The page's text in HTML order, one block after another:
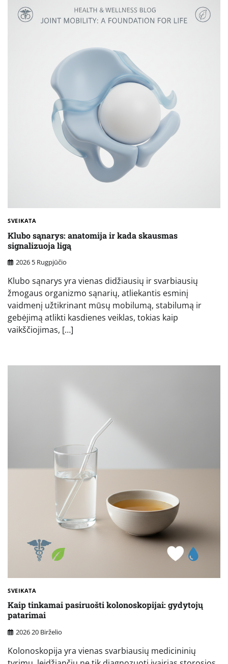
SVEIKATA
Klubo sąnarys: anatomija ir kada skausmas
signalizuoja ligą
2026 5 Rugpjūčio
Klubo sąnarys yra vienas didžiausių ir svarbiausių
žmogaus organizmo sąnarių, atliekantis esminį
vaidmenį užtikrinant mūsų mobilumą, stabilumą ir
gebėjimą atlikti kasdienes veiklas, tokias kaip
vaikščiojimas, […]
SVEIKATA
Kaip tinkamai pasiruošti kolonoskopijai: gydytojų
patarimai
2026 20 Birželio
Kolonoskopija yra vienas svarbiausių medicininių